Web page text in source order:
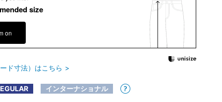
size
on
ド寸法）はこちら
インターナショナル